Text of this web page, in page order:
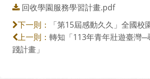
回收學園服務學習計畫.pdf
下一則： 「第15屆感動久久」全國校
上一則： 轉知「113年青年壯遊臺灣─
踐計畫」